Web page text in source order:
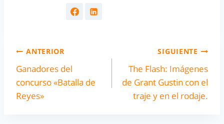
ANTERIOR
Ganadores del
concurso «Batalla de
Reyes»
SIGUIENTE
The Flash: Imágenes
de Grant Gustin con el
traje y en el rodaje.